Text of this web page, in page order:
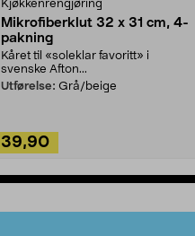
Kjøkkenrengjøring
Mikrofiberklut 32 x 31 cm, 4-
pakning
Kåret til «soleklar favoritt» i
svenske Afton...
Utførelse: Grå/beige
39,90